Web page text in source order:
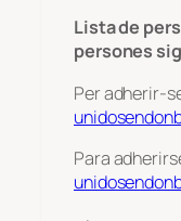
Lista de
persones
Per adherir-
Para